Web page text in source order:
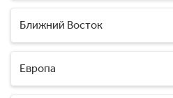
Ближний Восток
Европа